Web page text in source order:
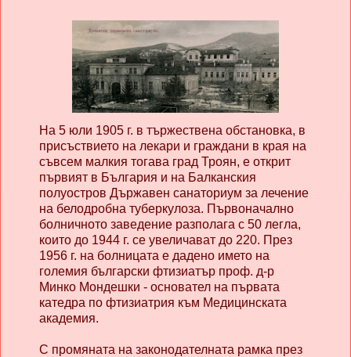
На 5 юли 1905 г. в тържествена обстановка, в
присъствието на лекари и граждани в края на
съвсем малкия тогава град Троян, е открит
първият в България и на Балканския
полуостров Държавен санаториум за лечение
на белодробна туберкулоза. Първоначално
болничното заведение разполага с 50 легла,
които до 1944 г. се увеличават до 220. През
1956 г. на болницата е дадено името на
големия български фтизиатър проф. д-р
Минко Мондешки - основател на първата
катедра по фтизиатрия към Медицинската
академия.
С промяната на законодателната рамка през